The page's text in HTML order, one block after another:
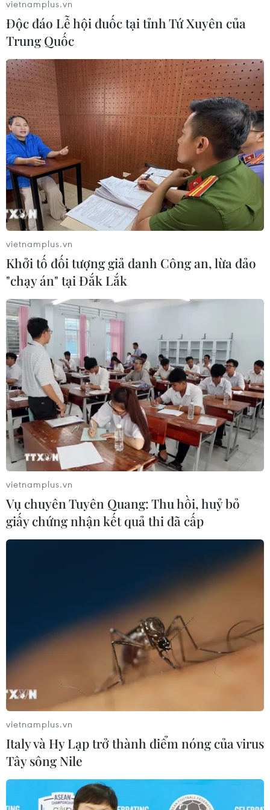
Dịch COVID-19: Cơ quan báo chí cần 'vào
cuộc' trong xử lý vi phạm
21/10/2020 10:16
Phó Chủ tịch Ngô Văn Quý cho rằng sau một thời gian
kiểm soát được dịch bệnh thì nhiều người dân và các tổ
chức, doanh nghiệp đã có dấu hiệu chủ quan. Do vậy,
việc xử lý vi phạm rất quan trọng.
vietnamplus.vn
Độc đáo Lễ hội đuốc tại tỉnh Tứ Xuyên của
Trung Quốc
vietnamplus.vn
Khởi tố đối tượng giả danh Công an, lừa đảo
"chạy án" tại Đắk Lắk
vietnamplus.vn
Vụ chuyên Tuyên Quang: Thu hồi, huỷ bỏ
giấy chứng nhận kết quả thi đã cấp
vietnamplus.vn
Italy và Hy Lạp trở thành điểm nóng của virus
Tây sông Nile